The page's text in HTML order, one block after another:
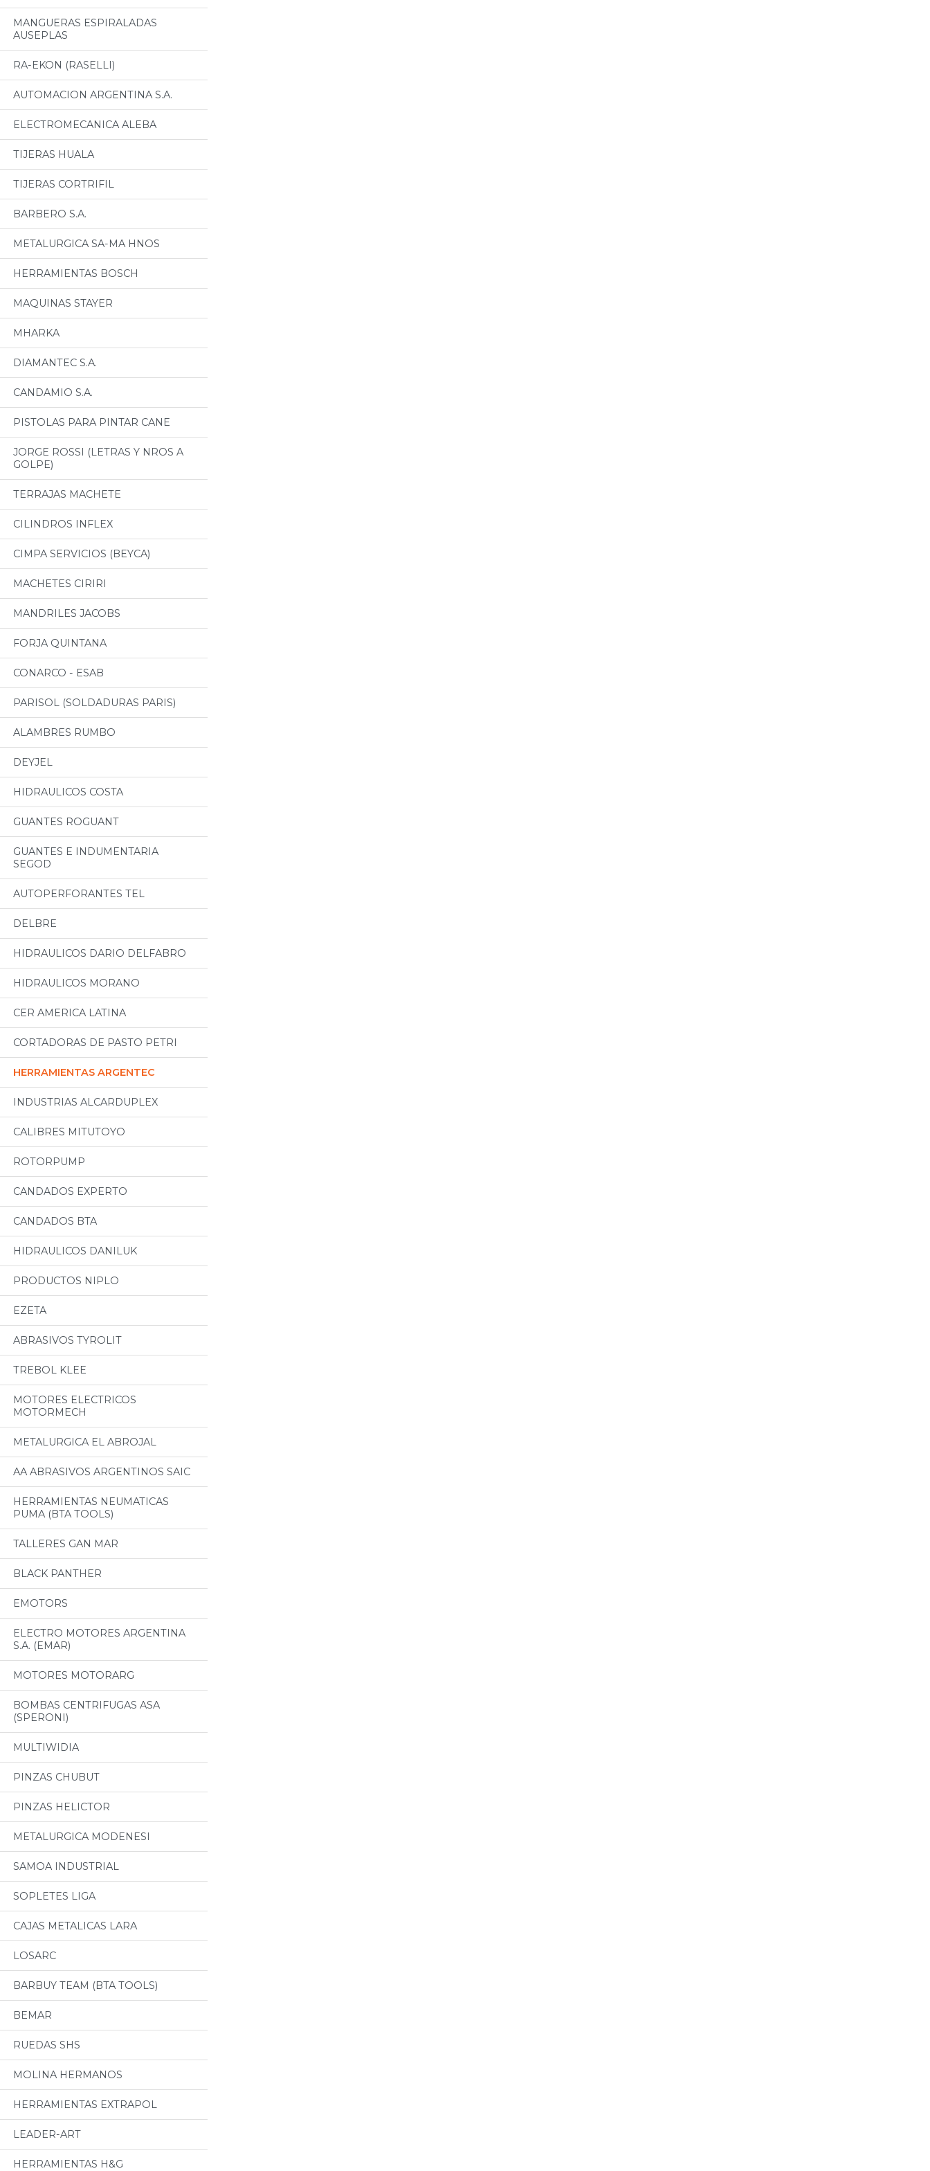
MANGUERAS ESPIRALADAS
AUSEPLAS
RA-EKON (RASELLI)
AUTOMACION ARGENTINA S.A.
ELECTROMECANICA ALEBA
TIJERAS HUALA
TIJERAS CORTRIFIL
BARBERO S.A.
METALURGICA SA-MA HNOS
HERRAMIENTAS BOSCH
MAQUINAS STAYER
MHARKA
DIAMANTEC S.A.
CANDAMIO S.A.
PISTOLAS PARA PINTAR CANE
JORGE ROSSI (LETRAS Y NROS A
GOLPE)
TERRAJAS MACHETE
CILINDROS INFLEX
CIMPA SERVICIOS (BEYCA)
MACHETES CIRIRI
MANDRILES JACOBS
FORJA QUINTANA
CONARCO - ESAB
PARISOL (SOLDADURAS PARIS)
ALAMBRES RUMBO
DEYJEL
HIDRAULICOS COSTA
GUANTES ROGUANT
GUANTES E INDUMENTARIA
SEGOD
AUTOPERFORANTES TEL
DELBRE
HIDRAULICOS DARIO DELFABRO
HIDRAULICOS MORANO
CER AMERICA LATINA
CORTADORAS DE PASTO PETRI
HERRAMIENTAS ARGENTEC
INDUSTRIAS ALCARDUPLEX
CALIBRES MITUTOYO
ROTORPUMP
CANDADOS EXPERTO
CANDADOS BTA
HIDRAULICOS DANILUK
PRODUCTOS NIPLO
EZETA
ABRASIVOS TYROLIT
TREBOL KLEE
MOTORES ELECTRICOS
MOTORMECH
METALURGICA EL ABROJAL
AA ABRASIVOS ARGENTINOS SAIC
HERRAMIENTAS NEUMATICAS
PUMA (BTA TOOLS)
TALLERES GAN MAR
BLACK PANTHER
EMOTORS
ELECTRO MOTORES ARGENTINA
S.A. (EMAR)
MOTORES MOTORARG
BOMBAS CENTRIFUGAS ASA
(SPERONI)
MULTIWIDIA
PINZAS CHUBUT
PINZAS HELICTOR
METALURGICA MODENESI
SAMOA INDUSTRIAL
SOPLETES LIGA
CAJAS METALICAS LARA
LOSARC
BARBUY TEAM (BTA TOOLS)
BEMAR
RUEDAS SHS
MOLINA HERMANOS
HERRAMIENTAS EXTRAPOL
LEADER-ART
HERRAMIENTAS H&G